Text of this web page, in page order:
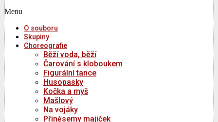
Menu
O souboru
Skupiny
Choreografie
Běží voda, běží
Čarování s kloboukem
Figurální tance
Husopasky
Kočka a myš
Mašlový
Na vojáky
Přiněsemy majiček